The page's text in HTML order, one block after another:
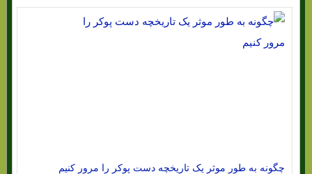
چگونه به طور موثر یک تاریخچه دست پوکر را مرور کنیم